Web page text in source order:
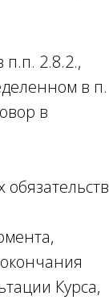
2.8.2.,
в п.
в
Курса,